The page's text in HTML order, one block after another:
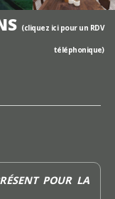
(cliquez ici pour un RDV
téléphonique)
POUR LA